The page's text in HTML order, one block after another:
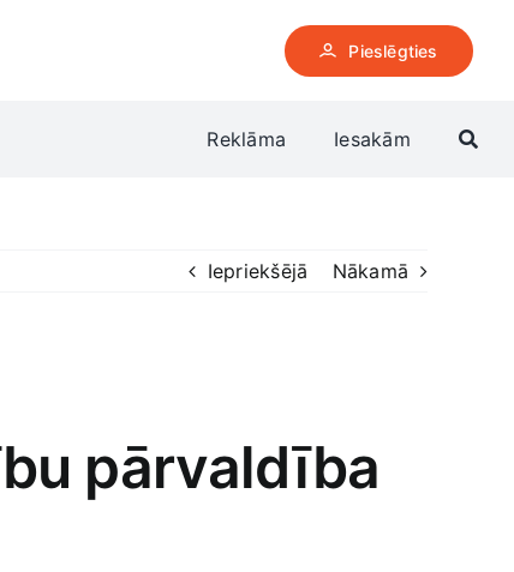
Pieslēgties
Reklāma Iesakām
Iepriekšējā Nākamā
pārvaldība